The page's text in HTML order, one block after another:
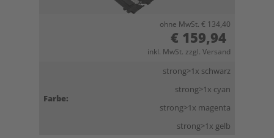
ohne MwSt. € 134,40
€ 159,94
inkl. MwSt. zzgl. Versand
Farbe:
strong>1x schwarz
strong>1x cyan
strong>1x magenta
strong>1x gelb